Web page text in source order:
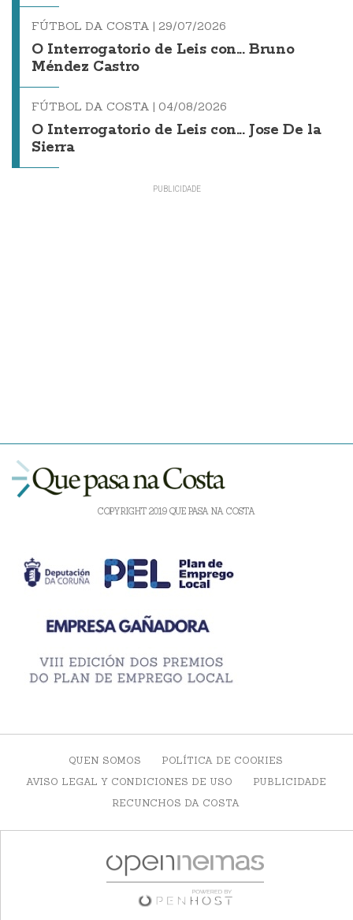
FÚTBOL DA COSTA | 29/07/2026
O Interrogatorio de Leis con... Bruno
Méndez Castro
FÚTBOL DA COSTA | 04/08/2026
O Interrogatorio de Leis con... Jose De la
Sierra
COPYRIGHT 2019 QUE PASA NA COSTA
QUEN SOMOS
POLÍTICA DE COOKIES
AVISO LEGAL Y CONDICIONES DE USO
PUBLICIDADE
RECUNCHOS DA COSTA